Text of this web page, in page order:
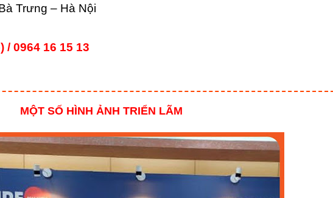
Trưng – Hà Nội
/ 0964 16 15 13
MỘT SỐ HÌNH ẢNH TRIỂN LÃM